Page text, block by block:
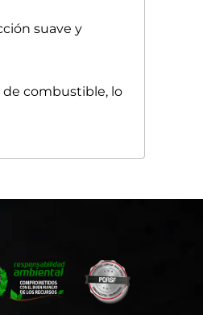
suave y
de combustible, lo